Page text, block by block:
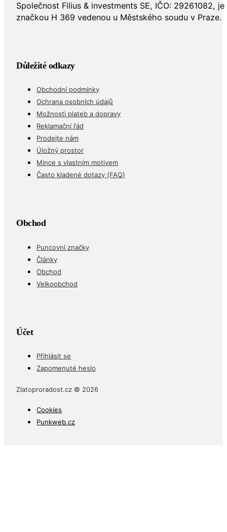
Společnost Filius & investments SE, IČO: 29261082,
značkou H 369 vedenou u Městského soudu v Praze.
Důležité odkazy
Obchodní podmínky
Ochrana osobních údajů
Možnosti plateb a dopravy
Reklamační řád
Prodejte nám
Úložný prostor
Mince s vlastním motivem
Často kladené dotazy (FAQ)
Obchod
Puncovní značky
Články
Obchod
Velkoobchod
Účet
Přihlásit se
Zapomenuté heslo
Zlatoproradost.cz © 2026
Cookies
Punkweb.cz